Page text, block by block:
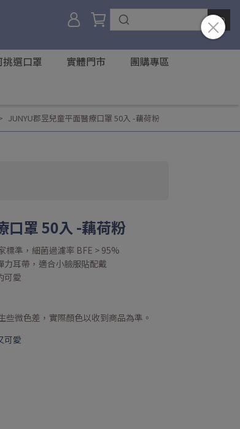
挑選口罩 實體門市 團購專區
JUNYU郡昱兒童平面醫療口罩 50入 -藕荷粉
口罩 50入 -藕荷粉
標準，細菌過濾率 BFE > 95%
力耳帶，適合小臉服貼配戴
可愛
微色差，實際顏色以收到商品為準。
可愛